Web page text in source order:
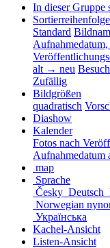
In dieser Gruppe
Sortierreihenfolge
Standard
alt → neu
Zufällig
Bildgrößen
quadratisch
Diashow
Kalender
Fotos nach
Aufnahmedatum
map
Sprache
Česky Deutsch
Norwegian
Українська
Kachel-Ansicht
Listen-Ansicht